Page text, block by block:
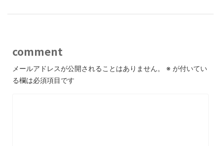
comment
メールアドレスが公開されることはありません。 ※ が付いてい
る欄は必須項目です